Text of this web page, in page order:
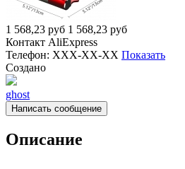
1 568,23 руб 1 568,23 руб
Контакт AliExpress
Телефон: XXX-XX-XX Показать
Создано
ghost
Написать сообщение
Описание